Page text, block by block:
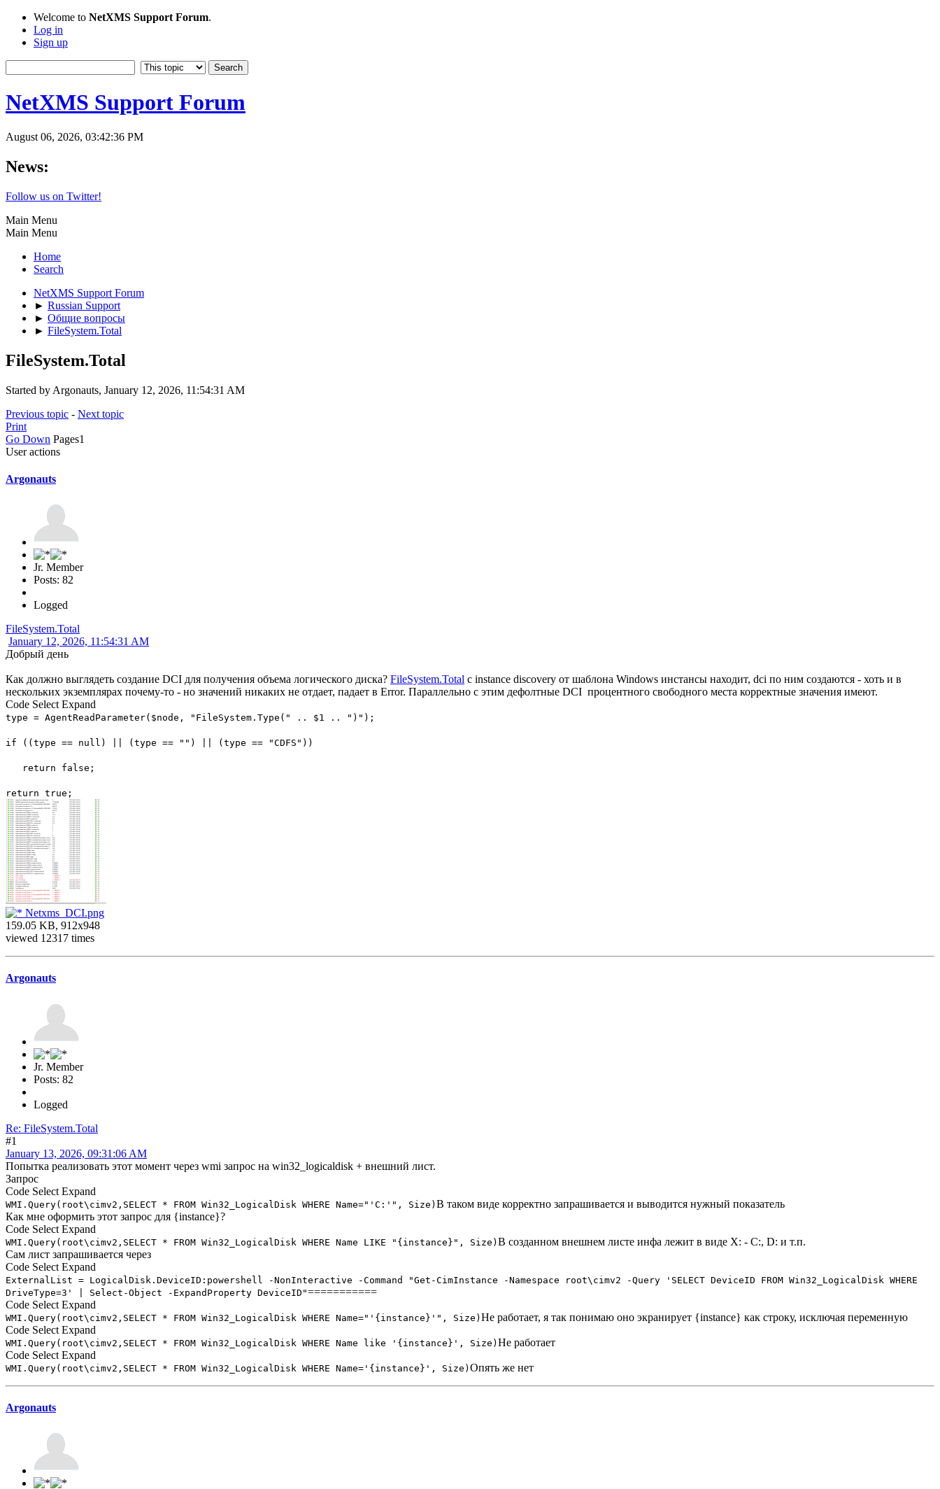
Welcome to NetXMS Support Forum.
Log in
Sign up
NetXMS Support Forum
August 06, 2026, 03:42:36 PM
News:
Follow us on Twitter!
Main Menu
Main Menu
Home
Search
NetXMS Support Forum
► Russian Support
► Общие вопросы
► FileSystem.Total
FileSystem.Total
Started by Argonauts, January 12, 2026, 11:54:31 AM
Previous topic - Next topic
Print
Go Down Pages1
User actions
Argonauts
Jr. Member
Posts: 82
Logged
FileSystem.Total
January 12, 2026, 11:54:31 AM
Добрый день
Как должно выглядеть создание DCI для получения объема логического диска? FileSystem.Total с instance discovery от шаблона Windows инстансы находит, dci по ним создаются - хоть и в
нескольких экземплярах почему-то - но значений никаких не отдает, падает в Error. Параллельно с этим дефолтные DCI процентного свободного места корректные значения имеют.
Code Select Expand
type = AgentReadParameter($node, "FileSystem.Type(" .. $1 .. ")");
if ((type == null) || (type == "") || (type == "CDFS"))
return false;
return true;
Netxms_DCI.png
159.05 KB, 912x948
viewed 12317 times
Argonauts
Jr. Member
Posts: 82
Logged
Re: FileSystem.Total
#1
January 13, 2026, 09:31:06 AM
Попытка реализовать этот момент через wmi запрос на win32_logicaldisk + внешний лист.
Запрос
Code Select Expand
WMI.Query(root\cimv2,SELECT * FROM Win32_LogicalDisk WHERE Name="'C:'", Size) В таком виде корректно запрашивается и выводится нужный показатель
Как мне оформить этот запрос для {instance}?
Code Select Expand
WMI.Query(root\cimv2,SELECT * FROM Win32_LogicalDisk WHERE Name LIKE "{instance}", Size) В созданном внешнем листе инфа лежит в виде X: - С:, D: и т.п.
Сам лист запрашивается через
Code Select Expand
ExternalList = LogicalDisk.DeviceID:powershell -NonInteractive -Command "Get-CimInstance -Namespace root\cimv2 -Query 'SELECT DeviceID FROM Win32_LogicalDisk WHERE
DriveType=3' | Select-Object -ExpandProperty DeviceID"===========
Code Select Expand
WMI.Query(root\cimv2,SELECT * FROM Win32_LogicalDisk WHERE Name="'{instance}'", Size) Не работает, я так понимаю оно экранирует {instance} как строку, исключая переменную
Code Select Expand
WMI.Query(root\cimv2,SELECT * FROM Win32_LogicalDisk WHERE Name like '{instance}', Size) Не работает
Code Select Expand
WMI.Query(root\cimv2,SELECT * FROM Win32_LogicalDisk WHERE Name='{instance}', Size) Опять же нет
Argonauts